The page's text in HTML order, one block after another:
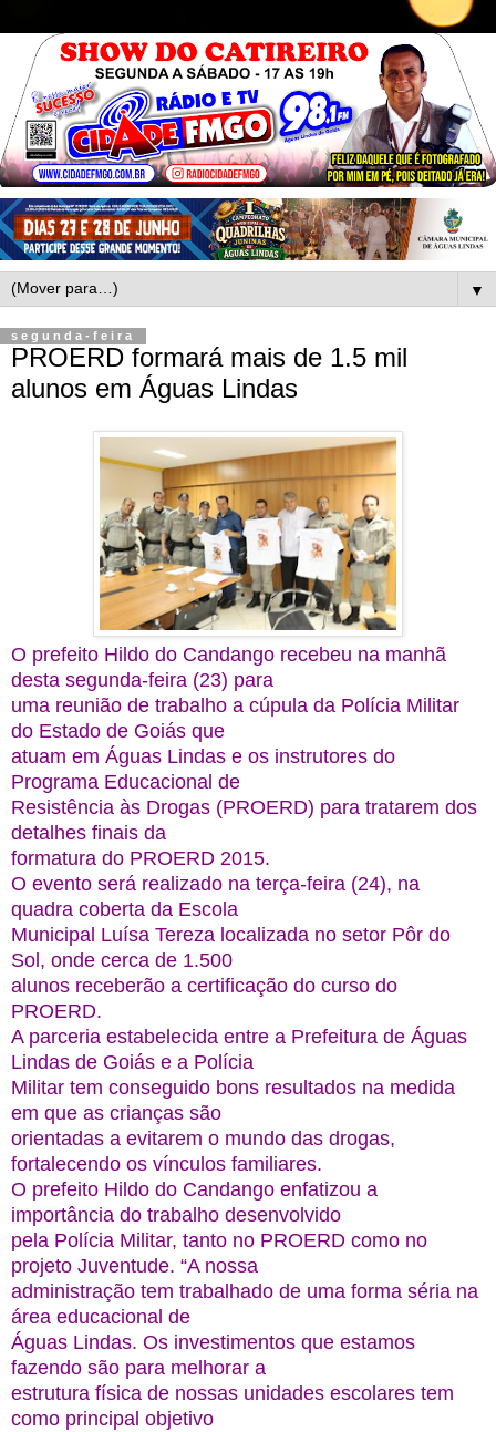
▼
segunda-feira
PROERD formará mais de 1.5 mil
alunos em Águas Lindas
O prefeito Hildo do Candango recebeu na manhã
desta segunda-feira (23) para
uma reunião de trabalho a cúpula da Polícia Militar
do Estado de Goiás que
atuam em Águas Lindas e os instrutores do
Programa Educacional de
Resistência às Drogas (PROERD) para tratarem dos
detalhes finais da
formatura do PROERD 2015.
O evento será realizado na terça-feira (24), na
quadra coberta da Escola
Municipal Luísa Tereza localizada no setor Pôr do
Sol, onde cerca de 1.500
alunos receberão a certificação do curso do
PROERD.
A parceria estabelecida entre a Prefeitura de Águas
Lindas de Goiás e a Polícia
Militar tem conseguido bons resultados na medida
em que as crianças são
orientadas a evitarem o mundo das drogas,
fortalecendo os vínculos familiares.
O prefeito Hildo do Candango enfatizou a
importância do trabalho desenvolvido
pela Polícia Militar, tanto no PROERD como no
projeto Juventude. “A nossa
administração tem trabalhado de uma forma séria na
área educacional de
Águas Lindas. Os investimentos que estamos
fazendo são para melhorar a
estrutura física de nossas unidades escolares tem
como principal objetivo